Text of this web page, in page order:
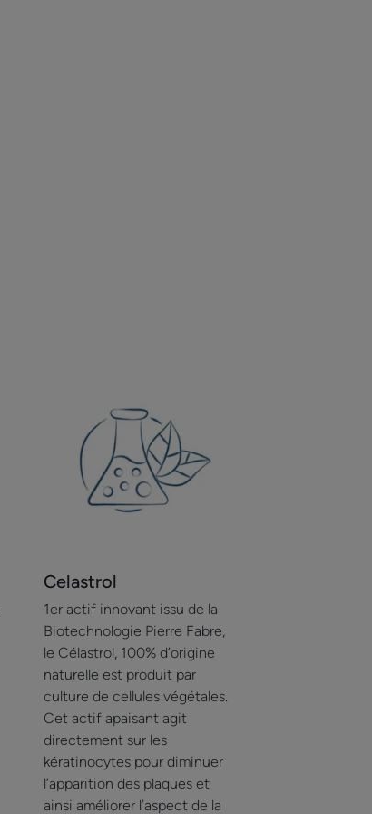
Celastrol
1er actif innovant issu de la
Biotechnologie Pierre Fabre,
le Célastrol, 100% d’origine
naturelle est produit par
culture de cellules végétales.
Cet actif apaisant agit
directement sur les
kératinocytes pour diminuer
l’apparition des plaques et
ainsi améliorer l’aspect de la